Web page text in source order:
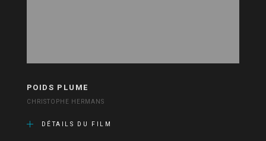
POIDS PLUME
CHRISTOPHE HERMANS
DÉTAILS DU FILM